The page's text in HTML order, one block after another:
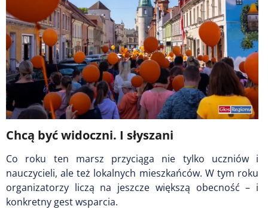
Chcą być widoczni. I słyszani
Co roku ten marsz przyciąga nie tylko uczniów i
nauczycieli, ale też lokalnych mieszkańców. W tym roku
organizatorzy liczą na jeszcze większą obecność – i
konkretny gest wsparcia.